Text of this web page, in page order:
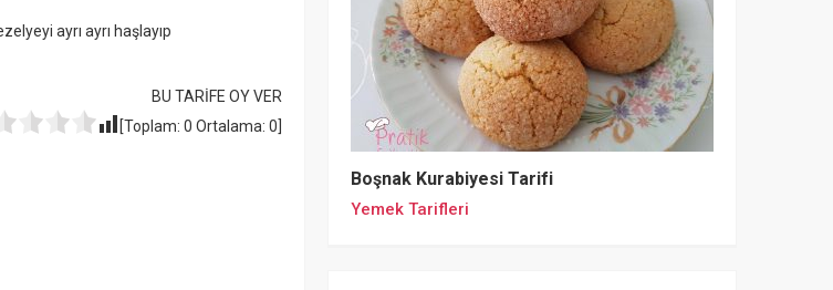
ayrı ayrı haşlayıp
BU TARİFE OY VER
[Toplam: 0 Ortalama: 0
Boşnak Kurabiyesi Tarifi
Yemek Tarifleri